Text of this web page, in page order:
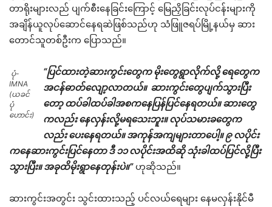
တာရိုးများလည် ပျက်စီးနေခြင်းကြောင့် မြေညှိခြင်းလုပ်ငန်းများကို
အချိန်ယူလုပ်ဆောင်နေရဆဲဖြစ်သည်ဟု သံဖြူဇရပ်မြို့နယ်မှ ဆား
တောင်သူတစ်ဦးက ပြောသည်။
ပုံ-
IMNA
(ယခင်
ပုံ
ဟောင်း)
“ပြင်ထားတဲ့ဆားကွင်းတွေက မိုးတွေရွာလိုက်လို့ ရေတွေက
အငန်ဓာတ်လျော့လာတယ်။ ဆားကွင်းတွေပျက်သွားပြီး
တော့ ထပ်ခါထပ်ခါအစကနေပြန်ပြင်နေရတယ်။ ဆားတွေ
ကလည်း နေလှန်းလို့မရသေးဘူး။ လုပ်သမားခတွေက
လည်း ပေးနေရတယ်။ အကုန်အကျများတာပေါ့။ ၉ လပိုင်း
ကနေဆားကွင်းပြင်နေတာ ဒီ ၁၁ လပိုင်းအထိဆို သုံးခါထပ်ပြင်လို့ပြီး
သွားပြီး။ အခုထိမိုးရွာနေတုန်းပဲ။”ဟုဆိုသည်။
ဆားကွင်းအတွင်း သွင်းထားသည့် ပင်လယ်ရေများ နေမလှန်းနိုင်မီ